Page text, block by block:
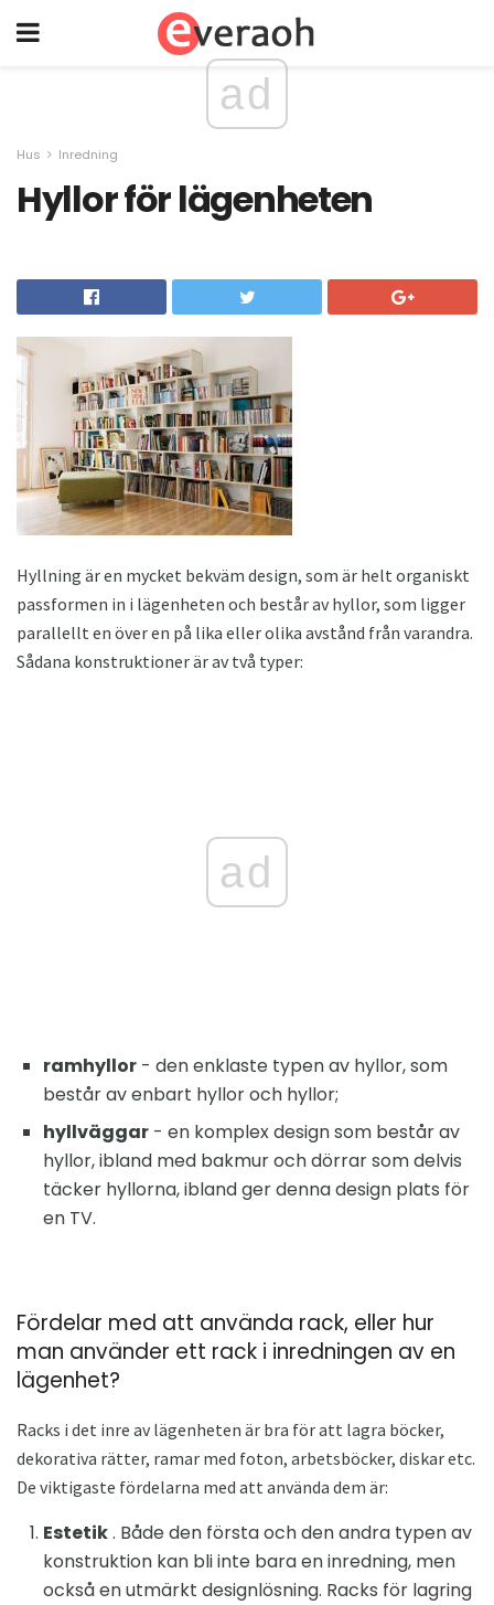
ad
Hus Inredning
Hyllor för lägenheten
Hyllning är en mycket bekväm design, som är helt organiskt
passformen in i lägenheten och består av hyllor, som ligger
parallellt en över en på lika eller olika avstånd från varandra.
Sådana konstruktioner är av två typer:
ad
ramhyllor - den enklaste typen av hyllor, som
består av enbart hyllor och hyllor;
hyllväggar - en komplex design som består av
hyllor, ibland med bakmur och dörrar som delvis
täcker hyllorna, ibland ger denna design plats för
en TV.
Fördelar med att använda rack, eller hur
man använder ett rack i inredningen av en
lägenhet?
Racks i det inre av lägenheten är bra för att lagra böcker,
dekorativa rätter, ramar med foton, arbetsböcker, diskar etc.
De viktigaste fördelarna med att använda dem är:
Estetik. Både den första och den andra typen av
konstruktion kan bli inte bara en inredning, men
också en utmärkt designlösning. Racks för lagring